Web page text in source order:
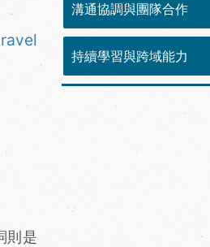
則是
溝通協調與團隊合作
持續學習與跨域能力